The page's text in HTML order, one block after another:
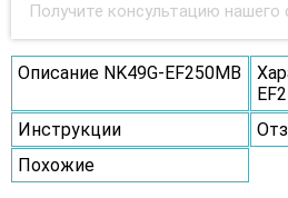
Получите консультацию нашего
Описание NK49G-EF250MB
Инструкции
Похожие